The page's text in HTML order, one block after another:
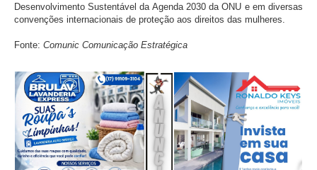
Desenvolvimento Sustentável da Agenda 2030 da ONU e em diversas
convenções internacionais de proteção aos direitos das mulheres.
Fonte: Comunic Comunicação Estratégica